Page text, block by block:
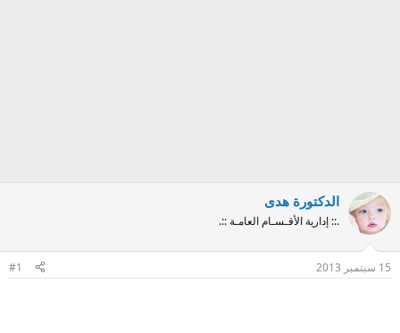
الدكتورة هدى
.:: إدارية الأقـسـام العامـة ::.
15 سبتمبر 2013 #1